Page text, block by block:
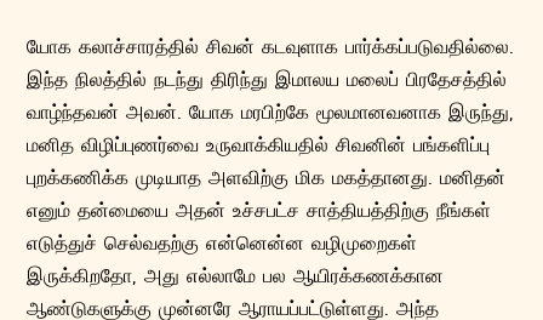
யோக கலாச்சாரத்தில் சிவன் கடவுளாக பார்க்கப்படுவதில்லை.
இந்த நிலத்தில் நடந்து திரிந்து இமாலய மலைப் பிரதேசத்தில்
வாழ்ந்தவன் அவன். யோக மரபிற்கே மூலமானவனாக இருந்து,
மனித விழிப்புணர்வை உருவாக்கியதில் சிவனின் பங்களிப்பு
புறக்கணிக்க முடியாத அளவிற்கு மிக மகத்தானது. மனிதன்
எனும் தன்மையை அதன் உச்சபட்ச சாத்தியத்திற்கு நீங்கள்
எடுத்துச் செல்வதற்கு என்னென்ன வழிமுறைகள்
இருக்கிறதோ, அது எல்லாமே பல ஆயிரக்கணக்கான
ஆண்டுகளுக்கு முன்னரே ஆராயப்பட்டுள்ளது. அந்த